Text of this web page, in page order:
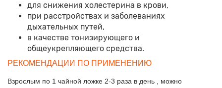
для снижения холестерина в крови,
при расстройствах и заболеваниях
дыхательных путей,
в качестве тонизирующего и
общеукрепляющего средства.
РЕКОМЕНДАЦИИ ПО ПРИМЕНЕНИЮ
Взрослым по 1 чайной ложке 2-3 раза в день , можно